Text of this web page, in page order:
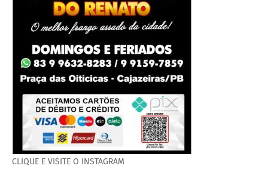
CLIQUE E VISITE O INSTAGRAM